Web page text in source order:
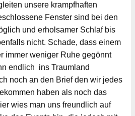
unsere krampfhaften
Fenster sind bei den
und erholsamer Schlaf bis
nicht. Schade, dass einem
immer weniger Ruhe gegönnt
endlich ins Traumland
noch an den Brief den wir jedes
haben als noch das
wies man uns freundlich auf